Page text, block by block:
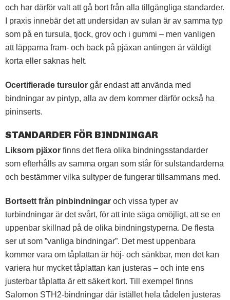
och har därför valt att gå bort från alla tillgängliga standarder.
I praxis innebär det att undersidan av sulan är av samma typ
som på en tursula, tjock, grov och i gummi – men vanligen
att läpparna fram- och back på pjäxan antingen är väldigt
korta eller saknas helt.
Ocertifierade tursulor går endast att använda med
bindningar av pintyp, alla av dem kommer därför också ha
pininserts.
STANDARDER FÖR BINDNINGAR
Liksom pjäxor finns det flera olika bindningsstandarder
som efterhålls av samma organ som står för sulstandarderna
och bestämmer vilka sultyper de fungerar tillsammans med.
Bortsett från pinbindningar och vissa typer av
turbindningar är det svårt, för att inte säga omöjligt, att se en
uppenbar skillnad på de olika bindningstyperna. De flesta
ser ut som ”vanliga bindningar”. Det mest uppenbara
kommer vara om tåplattan är höj- och sänkbar, men det kan
variera hur mycket tåplattan kan justeras – och inte ens
justerbar tåplatta är ett säkert kort. Till exempel finns
Salomon STH2-bindningar där istället hela tådelen justeras